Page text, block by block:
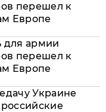
перешел к
Европе
для армии
перешел к
Европе
Украине